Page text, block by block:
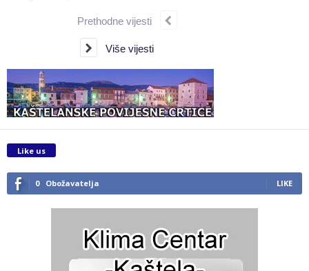
Prethodne vijesti
Više vijesti
Like us
0 Obožavatelja LIKE